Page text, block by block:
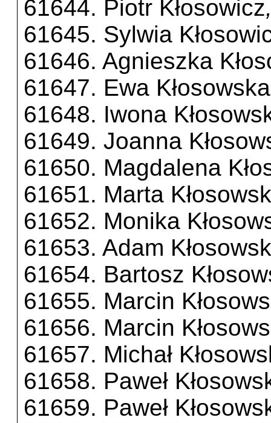
61644. Piotr Kłosowicz
61645. Sylwia
61646. Agnieszka
61647. Ewa Kłosowska
61648. Iwona
61649. Joanna
61650. Magdalena
61651. Marta
61652. Monika
61653. Adam
61654. Bartosz
61655. Marcin
61656. Marcin
61657. Michał
61658. Paweł
61659. Paweł